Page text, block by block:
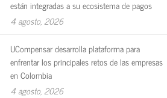
están integradas a su ecosistema de pagos
4 agosto, 2026
UCompensar desarrolla plataforma para
enfrentar los principales retos de las empresas
en Colombia
4 agosto, 2026